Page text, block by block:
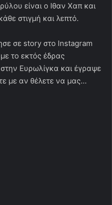
είναι ο Ιθαν Χαπ και
στιγμή και λεπτό.
σε story στο Instagram
το εκτός έδρας
Ευρωλίγκα και έγραψε
με αν θέλετε να μας…